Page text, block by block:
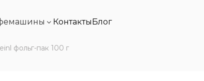
КонтактыБлог
фольг-пак 100 г